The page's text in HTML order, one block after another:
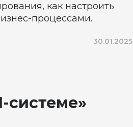
как настроить
процессами.
30.01.2025
системе»